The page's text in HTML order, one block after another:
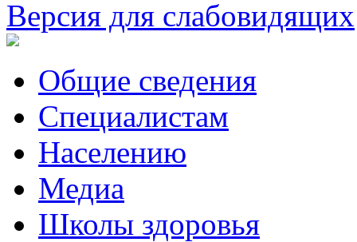
Версия для слабовидящих
Общие сведения
Специалистам
Населению
Медиа
Школы здоровья